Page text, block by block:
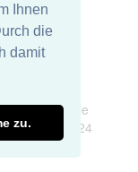
Ihnen
die
damit
zu.
mit einem
Artikel
Haftung für die
DDDEasy 2024